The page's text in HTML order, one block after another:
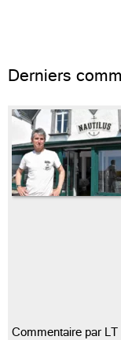
Derniers
Commentaire par LT